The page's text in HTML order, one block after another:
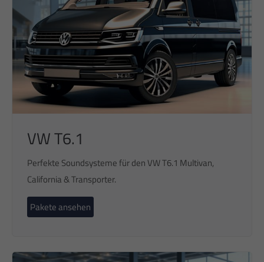
VW T6.1
Perfekte Soundsysteme für den VW T6.1 Multivan,
California & Transporter.
Pakete ansehen